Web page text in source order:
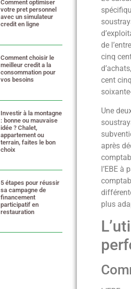
Comment optimiser
votre pret personnel
avec un simulateur
credit en ligne
Comment choisir le
meilleur credit a la
consommation pour
vos besoins
Investir à la montagne
: bonne ou mauvaise
idée ? Chalet,
appartement ou
terrain, faites le bon
choix
5 étapes pour réussir
sa campagne de
financement
participatif en
restauration
de
cinq
cent
Une
après
l’EBE à
plus